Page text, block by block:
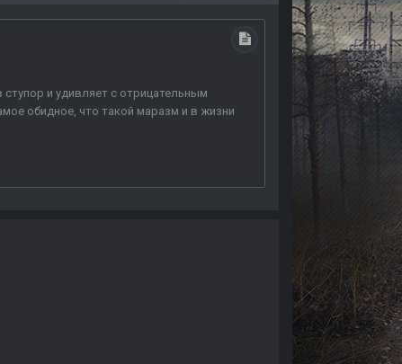
и удивляет с отрицательным
обидное, что такой маразм и в жизни